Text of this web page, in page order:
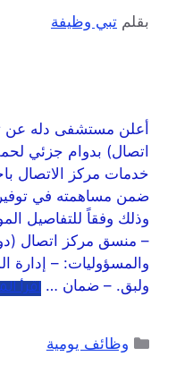
بقلم تبي وظيفة
أعلن مستشفى دله عن
اتصال) بدوام جزئي
خدمات مركز الاتصال
ضمن مساهمته في
وذلك وفقاً للتفاصيل
– منسق مركز اتصال
والمسؤوليات: – إدارة
ولبق. – ضمان … اقرأ
وظائف يومية